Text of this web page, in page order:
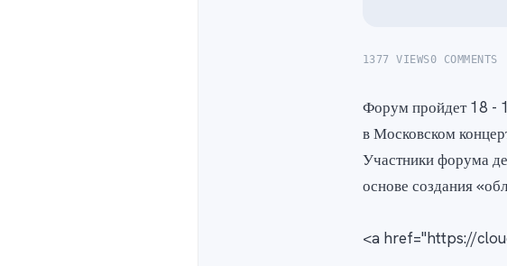
1377 VIEWS0 COMMENTS
Форум пройдет 18 -
в Московском
Участники форума
основе создания
<a href="https://